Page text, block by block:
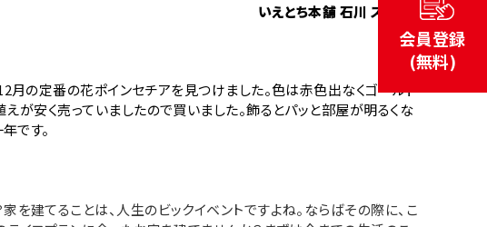
いえとち本舗 石川 スタッフ
月の定番の花ポインセチアを見つけました。色は赤色出なくゴールド
が安く売っていましたので買いました。飾るとパッと部屋が明るくな
です。
を建てることは、人生のビックイベントですよね。ならばその際に、こ
会員登録
(無料)